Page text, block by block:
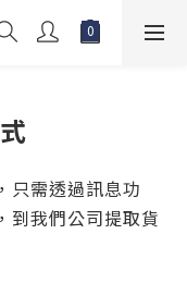
只需透過訊息功
到我們公司提取貨